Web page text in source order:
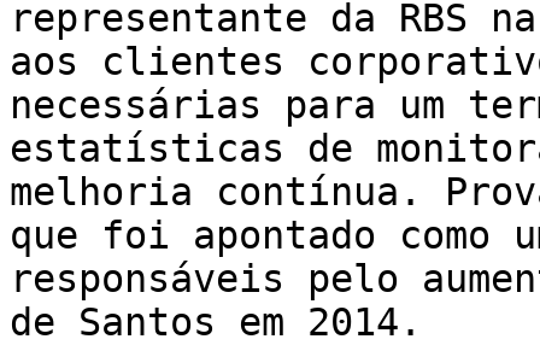
representante da RBS
aos clientes
necessárias para um
estatísticas de
melhoria contínua.
que foi apontado como
responsáveis pelo
de Santos em 2014.